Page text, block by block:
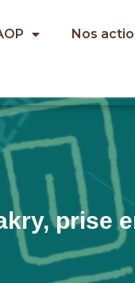
Nos
prise